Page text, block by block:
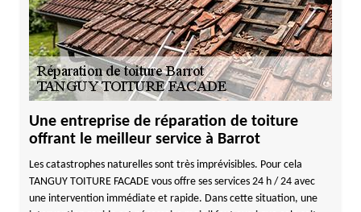
Une entreprise de réparation de toiture
offrant le meilleur service à Barrot
Les catastrophes naturelles sont très imprévisibles. Pour cela
TANGUY TOITURE FACADE vous offre ses services 24 h / 24 avec
une intervention immédiate et rapide. Dans cette situation, une